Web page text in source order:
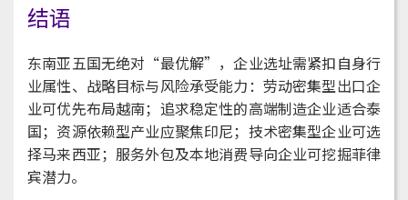
结语
东南亚五国无绝对“最优解”，企业选址需紧扣自身行
业属性、战略目标与风险承受能力：劳动密集型出口企
业可优先布局越南；追求稳定性的高端制造企业适合泰
国；资源依赖型产业应聚焦印尼；技术密集型企业可选
择马来西亚；服务外包及本地消费导向企业可挖掘菲律
宾潜力。